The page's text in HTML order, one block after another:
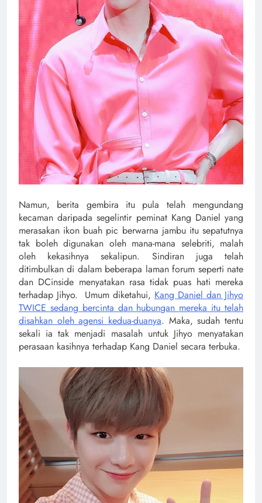
Namun, berita gembira itu pula telah mengundang
kecaman daripada segelintir peminat Kang Daniel yang
merasakan ikon buah pic berwarna jambu itu sepatutnya
tak boleh digunakan oleh mana-mana selebriti, malah
oleh kekasihnya sekalipun. Sindiran juga telah
ditimbulkan di dalam beberapa laman forum seperti nate
dan DCinside menyatakan rasa tidak puas hati mereka
terhadap Jihyo. Umum diketahui, Kang Daniel dan Jihyo
TWICE sedang bercinta dan hubungan mereka itu telah
disahkan oleh agensi kedua-duanya. Maka, sudah tentu
sekali ia tak menjadi masalah untuk Jihyo menyatakan
perasaan kasihnya terhadap Kang Daniel secara terbuka.